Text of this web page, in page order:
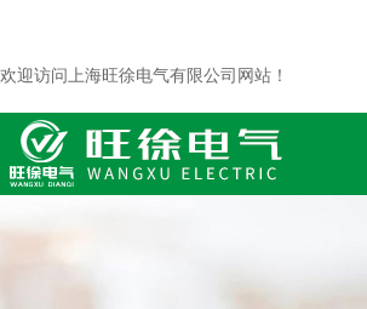
欢迎访问上海旺徐电气有限公司网站！